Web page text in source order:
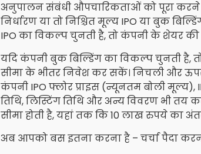
अनुपालन संबंधी औपचारिकताओं को पूरा करने
निर्धारण या तो निश्चित मूल्य IPO या बुक
IPO का विकल्प चुनती है, तो कंपनी के शेयर की
यदि कंपनी बुक बिल्डिंग का विकल्प चुनती है,
सीमा के भीतर निवेश कर सकें। निचली और
कंपनी IPO फ्लोर प्राइस (न्यूनतम बोली
तिथि, लिस्टिंग तिथि और अन्य विवरण भी तय
सीमा होती है, यहां तक ​​कि 10 लाख रुपये का अंतर
अब आपको बस इतना करना है – चर्चा पैदा